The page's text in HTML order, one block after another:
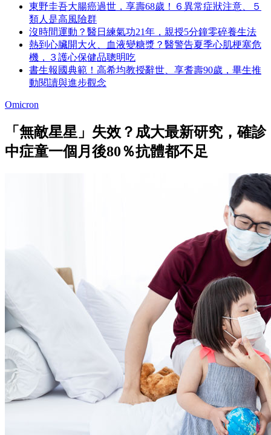
東野圭吾大腸癌過世，享壽68歲！６異常症狀注意、５
類人是高風險群
沒時間運動？醫日練氣功21年，親授5分鐘零碎養生法
熱到心臟開大火、血液變糖漿？醫警告夏季心肌梗塞危
機，３護心保健品聰明吃
書生報國典範！高希均教授辭世、享耆壽90歲，畢生推
動閱讀與進步觀念
Omicron
「無敵星星」失效？成大最新研究，確診
中症童一個月後80％抗體都不足